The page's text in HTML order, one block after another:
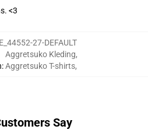
<3
27-DEFAULT
:
Aggretsuko Kleding,
Aggretsuko T-shirts,
Say